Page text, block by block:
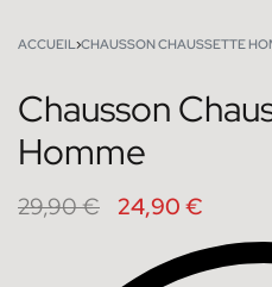
ACCUEIL›CHAUSSON CHAUSSETTE
Chausson
Homme
29,90€ 24,90 €